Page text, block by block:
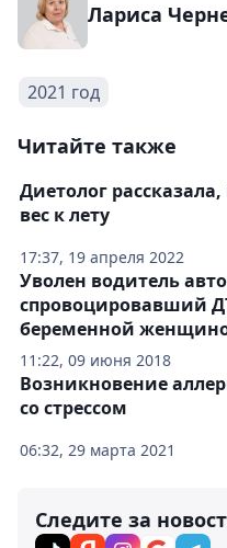
Лариса
2021 год
Читайте также
17:37, 19 апреля 2022
Диетолог
вес к лету
11:22, 09 июня 2018
Уволен водитель
спровоцировавший
беременной
06:32, 29 марта 2021
Возникновение
со стрессом
Следите за